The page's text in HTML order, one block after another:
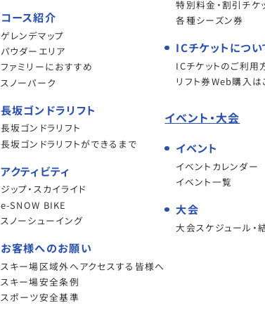
コース紹介
ゲレンデマップ
パウダーエリア
ファミリーにおすすめ
スノーパーク
長坂ゴンドラリフト
長坂ゴンドラリフト
長坂ゴンドラリフトができるまで
アクティビティ
ジップ・スカイライド
e-SNOW BIKE
スノーシューイング
お客様へのお願い
スキー場区域外へアクセスする皆様へ
スキー場安全条例
スポーツ安全基準
特別料金・割引チケ
各種シーズン券
ICチケットについ
ICチケットのご利用
リフト券Web購入は
イベント・大会
イベント
イベントカレンダー
イベント一覧
大会
大会スケジュール・